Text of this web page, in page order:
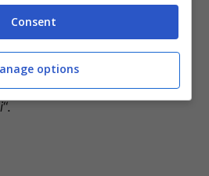
si disputeranno i
. “È il mio obiettivo, è il
Sono felice di giocare
mi gioco la mia
deve farlo con la mia
“.
Consent
options